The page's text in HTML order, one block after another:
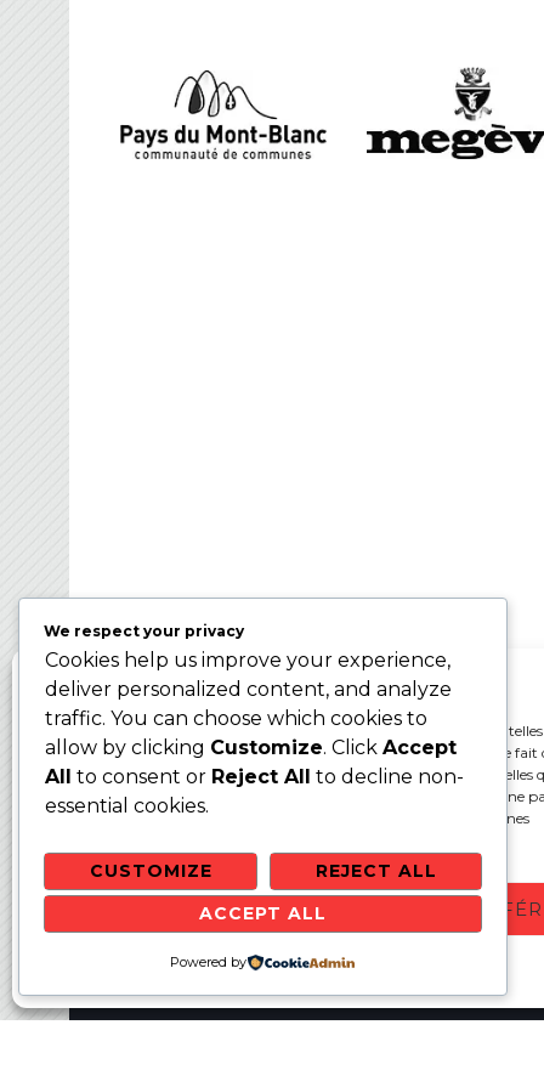
Gérer le consentement aux cookies
Pour offrir les meilleures expériences, nous utilisons des technologies
cookies pour stocker et/ou accéder aux informations des appareils. Le fait
consentir à ces technologies nous permettra de traiter des données telles
comportement de navigation ou les ID uniques sur ce site. Le fait de ne
ou de retirer son consentement peut avoir un effet négatif sur certaines
REFUSER VOIR LES
Politique de cookies Politique de confidentialité
We respect your privacy
Cookies help us improve your experience,
deliver personalized content, and analyze
traffic. You can choose which cookies to
allow by clicking Customize. Click Accept
All to consent or Reject All to decline non-
essential cookies.
CUSTOMIZE
REJECT ALL
ACCEPT ALL
Powered by